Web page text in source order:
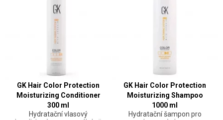
GK Hair Color Protection
Moisturizing Conditioner
300 ml
Hydratační vlasový
GK Hair Color Protection
Moisturizing Shampoo
1000 ml
Hydratační šampon pro